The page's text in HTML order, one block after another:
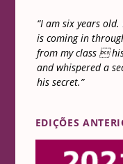
“I am six years
is coming in
from my class 
and whispered a
his secret.”
EDIÇÕES